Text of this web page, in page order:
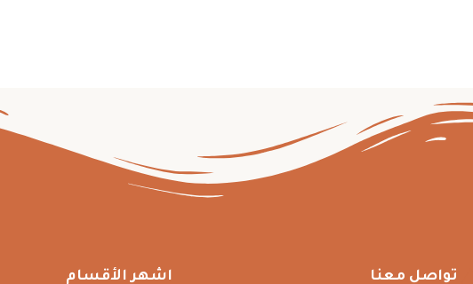
تواصل معنا اشهر الأقسام